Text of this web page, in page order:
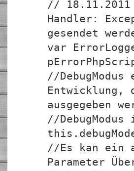
//
Handler:
gesendet
var
//
ausgegeben
//
//Es kan ein
Parameter